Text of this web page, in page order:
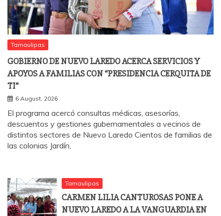
Tamaulipas
GOBIERNO DE NUEVO LAREDO ACERCA SERVICIOS Y
APOYOS A FAMILIAS CON “PRESIDENCIA CERQUITA DE
TI”
6 August, 2026
El programa acercó consultas médicas, asesorías,
descuentos y gestiones gubernamentales a vecinos de
distintos sectores de Nuevo Laredo Cientos de familias de
las colonias Jardín,
Tamaulipas
CARMEN LILIA CANTUROSAS PONE A
NUEVO LAREDO A LA VANGUARDIA EN